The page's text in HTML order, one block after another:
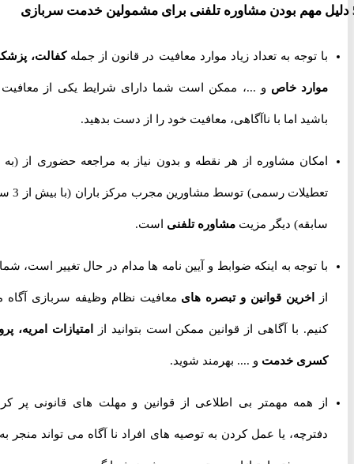
با توجه به تعداد زیاد موارد معافیت در قانون از جملهکفالت، پزشکی،
موارد خاصو ...، ممکن است شما دارای شرایط یکی از معافیت ها
باشید اما با ناآگاهی، معافیت خود را از دست بدهید.
امکان مشاوره از هر نقطه و بدون نیاز به مراجعه حضوری از (به جز
تعطیلات رسمی) توسط مشاورین مجرب مرکز باران (با بیش از 3 سال
سابقه) دیگر مزیت مشاوره تلفنیاست.
با توجه به اینکه ضوابط و آیین نامه ها مدام در حال تغییر است، شما را
اخرین قوانین و تبصره هایمعافیت نظام وظیفه سربازی آگاه می
کنیم. با آگاهی از قوانین ممکن است بتوانید ازامتیازات امریه، پروژه
کسری خدمتو .... بهرمند شوید.
از همه مهمتر بی اطلاعی از قوانین و مهلت های قانونی پر کردن
دفترچه، یا عمل کردن به توصیه های افراد نا آگاه می تواند منجر به از